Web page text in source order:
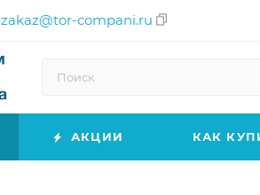
zakaz@tor-compani.ru
АКЦИИ КАК